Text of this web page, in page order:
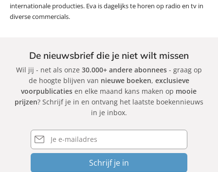
internationale producties. Eva is dagelijks te horen op radio en tv in
diverse commercials.
De nieuwsbrief die je niet wilt missen
Wil jij - net als onze 30.000+ andere abonnees- graag op
de hoogte blijven van nieuwe boeken, exclusieve
voorpublicaties en elke maand kans maken op mooie
prijzen? Schrijf je in en ontvang het laatste boekennieuws
in je inbox.
E-
mailadres
Schrijf je in